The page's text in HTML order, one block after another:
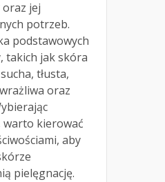
jej
potrzeb.
podstawowych
takich jak skóra
tłusta,
oraz
warto kierować
aby
pielęgnację.